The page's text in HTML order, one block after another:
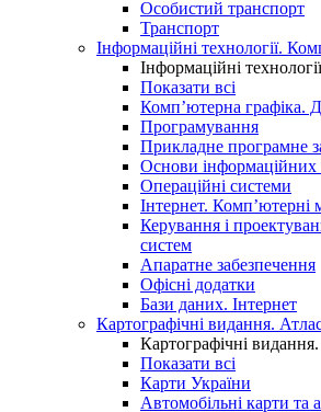
Особистий транспорт
Транспорт
Інформаційні технології.
Інформаційні
Показати всі
Комп’ютерна графіка.
Програмування
Прикладне програмне
Основи інформаційних
Операційні системи
Інтернет. Комп’ютерні
Керування і
систем
Апаратне забезпечення
Офісні додатки
Бази даних. Інтернет
Картографічні видання.
Картографічні
Показати всі
Карти України
Автомобільні карти та